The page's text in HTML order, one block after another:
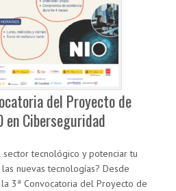
del Proyecto de
en Ciberseguridad
tecnológico y potenciar tu
nuevas tecnologías? Desde
la 3ª Convocatoria del Proyecto de